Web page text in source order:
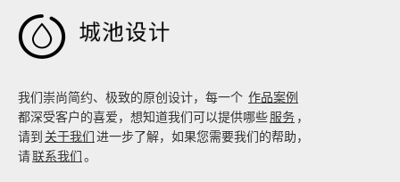

我们崇尚简约、极致的原创设计，每一个 作品案例
都深受客户的喜爱，想知道我们可以提供哪些服务 ，
请到 关于我们进一步了解，如果您需要我们的帮助，
请联系我们。